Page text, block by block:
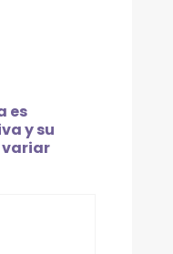
es
y su
variar